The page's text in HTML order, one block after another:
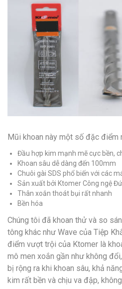
Mũi khoan này một số đặc điểm
Đầu hợp kim mạnh mẽ cực bền,
Khoan sâu dễ dàng đến 100mm
Chuôi gài SDS phổ biến với các
Sản xuất bởi Ktomer Công ngệ
Thân xoắn thoát bụi rất nhanh
Bền hóa
Chúng tôi đã khoan thử và so
tông khác như Wave của Tiệp
điểm vượt trội của Ktomer là
mô men xoắn gần như không
bị rộng ra khi khoan sâu, khả
kim rất bền và chịu va đập,